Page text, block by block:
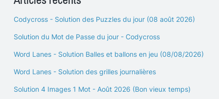
Codycross - Solution des Puzzles du jour (08 août 2026)
Solution du Mot de Passe du jour - Codycross
Word Lanes - Solution Balles et ballons en jeu (08/08/2026)
Word Lanes - Solution des grilles journalières
Solution 4 Images 1 Mot - Août 2026 (Bon vieux temps)